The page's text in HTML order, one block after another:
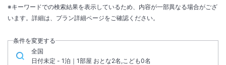
※キーワードでの検索結果を表示しているため、内容が一部異なる場合がござ
います。詳細は、プラン詳細ページをご確認ください。
条件を変更する
全国
日付未定 - 1泊｜1部屋 おとな2名,こども0名